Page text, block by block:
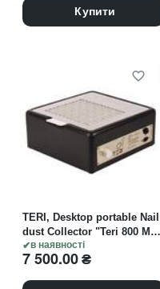
Купити
в наявності
TERI, Desktop portable Nail
dust Collector "Teri 800 M",
Витяжка настільна, чорна
зі сталевою решіткою
7 500.00₴